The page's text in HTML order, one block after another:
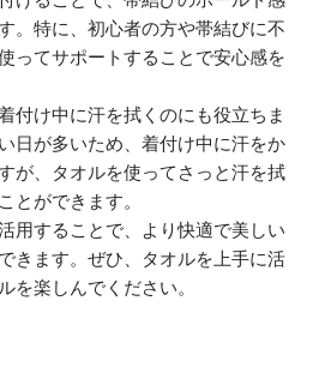
。特に、初心者の方や帯結びに不
ってサポートすることで安心感を
付け中に汗を拭くのにも役立ちま
日が多いため、着付け中に汗をか
が、タオルを使ってさっと汗を拭
とができます。
用することで、より快適で美しい
きます。ぜひ、タオルを上手に活
を楽しんでください。